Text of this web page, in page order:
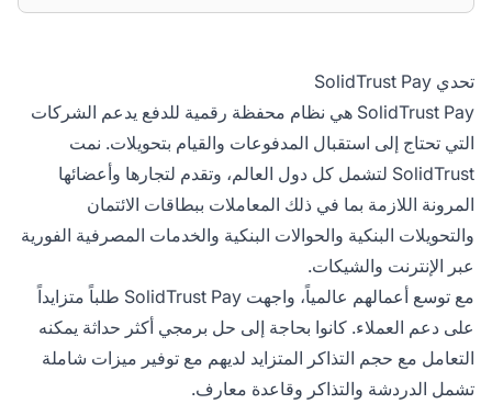
تحدي SolidTrust Pay
SolidTrust Pay هي نظام محفظة رقمية للدفع يدعم الشركات
التي تحتاج إلى استقبال المدفوعات والقيام بتحويلات. نمت
SolidTrust لتشمل كل دول العالم، وتقدم لتجارها وأعضائها
المرونة اللازمة بما في ذلك المعاملات ببطاقات الائتمان
والتحويلات البنكية والحوالات البنكية والخدمات المصرفية الفورية
عبر الإنترنت والشيكات.
مع توسع أعمالهم عالمياً، واجهت SolidTrust Pay طلباً متزايداً
على دعم العملاء. كانوا بحاجة إلى حل برمجي أكثر حداثة يمكنه
التعامل مع حجم التذاكر المتزايد لديهم مع توفير ميزات شاملة
تشمل الدردشة والتذاكر وقاعدة معارف.